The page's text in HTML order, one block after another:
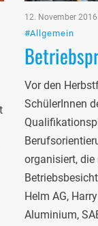
12. November 2016
#Allgemein
Vor den
SchülerInnen
organisiert, die
Helm AG,
Aluminium,